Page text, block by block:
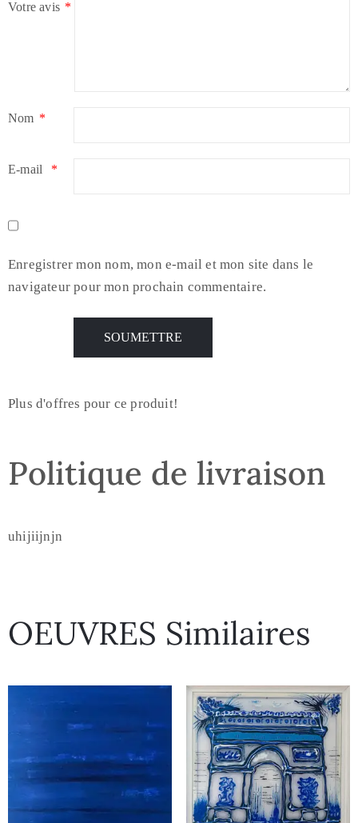
Votre avis *
Nom *
E-mail *
Enregistrer mon nom, mon e-mail et mon site dans le
navigateur pour mon prochain commentaire.
Plus d'offres pour ce produit!
Politique de livraison
uhijiijnjn
OEUVRES Similaires